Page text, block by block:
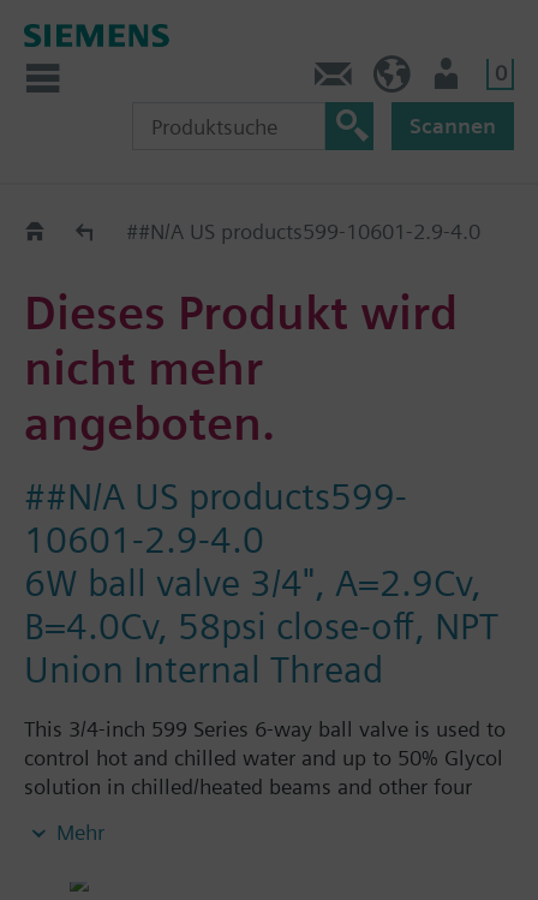
0
Scannen
Old2New##N/A US products599-10601-2.9-4.0
Dieses Produkt wird
nicht mehr
angeboten.
##N/A US products599-
10601-2.9-4.0
6W ball valve 3/4", A=2.9Cv,
B=4.0Cv, 58psi close-off, NPT
Union Internal Thread
This 3/4-inch 599 Series 6-way ball valve is used to
control hot and chilled water and up to 50% Glycol
solution in chilled/heated beams and other four
Source A = 2.9 Cv and Source B = 4.0 Cv, linear flow
Mehr